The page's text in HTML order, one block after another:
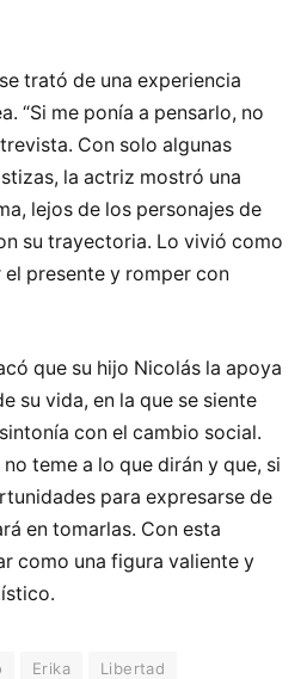
trató de una experiencia
“Si me ponía a pensarlo, no
Con solo algunas
la actriz mostró una
lejos de los personajes de
su trayectoria. Lo vivió como
el presente y romper con
que su hijo Nicolás la apoya
su vida, en la que se siente
con el cambio social.
teme a lo que dirán y que, si
para expresarse de
en tomarlas. Con esta
como una figura valiente y
Erika Libertad